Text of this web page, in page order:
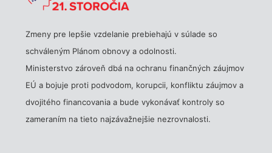
Zmeny pre lepšie vzdelanie prebiehajú v súlade so
schváleným Plánom obnovy a odolnosti.
Ministerstvo zároveň dbá na ochranu finančných záujmov
EÚ a bojuje proti podvodom, korupcii, konfliktu záujmov a
dvojitého financovania a bude vykonávať kontroly so
zameraním na tieto najzávažnejšie nezrovnalosti.